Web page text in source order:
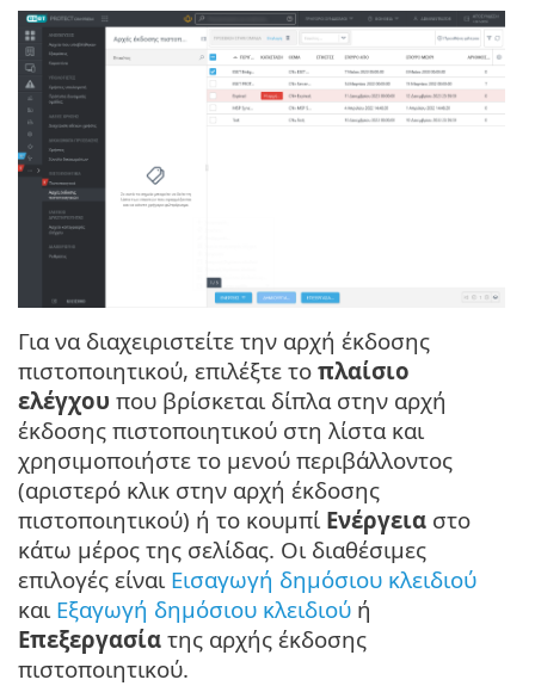
Για να διαχειριστείτε την αρχή έκδοσης
πιστοποιητικού, επιλέξτε το πλαίσιο
ελέγχου που βρίσκεται δίπλα στην αρχή
έκδοσης πιστοποιητικού στη λίστα και
χρησιμοποιήστε το μενού περιβάλλοντος
(αριστερό κλικ στην αρχή έκδοσης
πιστοποιητικού) ή το κουμπί Ενέργεια στο
κάτω μέρος της σελίδας. Οι διαθέσιμες
επιλογές είναι Εισαγωγή δημόσιου κλειδιού
και Εξαγωγή δημόσιου κλειδιού ή
Επεξεργασία της αρχής έκδοσης
πιστοποιητικού.